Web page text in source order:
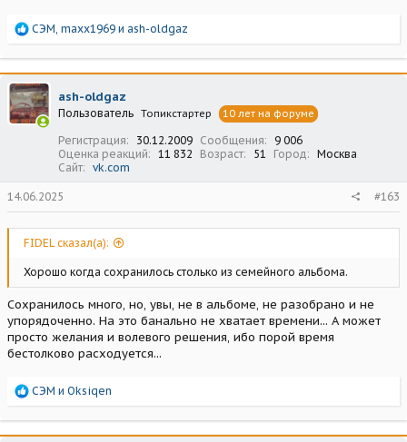
Р
а
к
ц
и
и
СЭМ maxx1969 и ash-oldgaz
ash-oldgaz
Пользователь Топикстартер 10 лет на форуме
Регистрация 30.12.2009 Сообщения
9 006
Оценка реакций
11 832 Возраст 51 Город
Москва
Сайт
vk.com
14.06.2025 #163
FIDEL сказал(а):
Хорошо когда сохранилось столько из семейного альбома.
Сохранилось много, но, увы, не в альбоме, не разобрано и не
упорядоченно. На это банально не хватает времени... А может
просто желания и волевого решения, ибо порой время
бестолково расходуется...
Р
а
к
СЭМ и Oksiqen